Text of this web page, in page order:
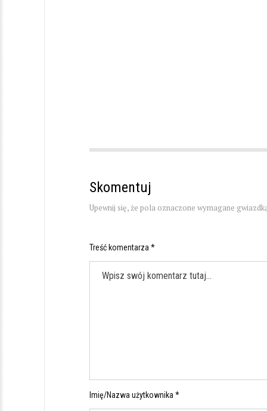
Skomentuj
Upewnij się, że pola oznaczone wymagane
Treść komentarza *
Imię/Nazwa użytkownika *